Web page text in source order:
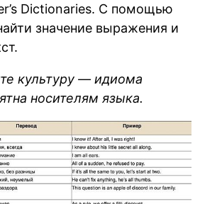
Dictionaries. С помощью
значение выражения и
культуру — идиома
носителям языка.